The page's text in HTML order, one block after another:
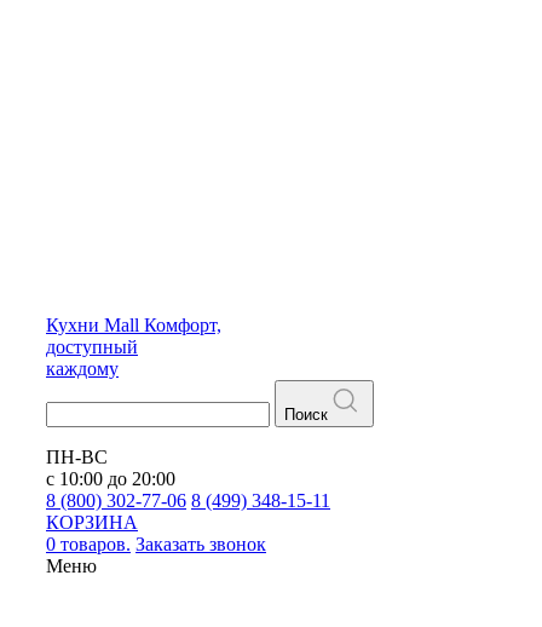
Кухни Mall Комфорт,
доступный
каждому
Поиск
ПН-ВС
с 10:00 до 20:00
8 (800) 302-77-06 8 (499) 348-15-11
КОРЗИНА
0 товаров. Заказать звонок
Меню